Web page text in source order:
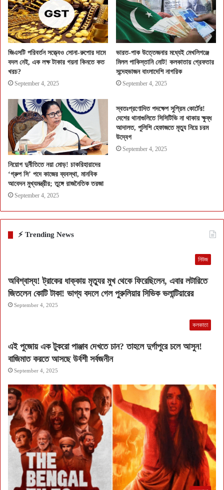
জিএসটি পরিবর্তন সত্ত্বেও সোনা-রুপোর দামে
বদল নেই, এক লক্ষ টাকার গয়না কিনতে কত
খরচ?
September 4, 2025
ভারত-পাক উত্তেজনার মধ্যেই মেখলিগঞ্জে
মিলল পাকিস্তানি নোট! কলকাতায় গ্রেফতার
সন্দেহভাজন বাংলাদেশি নাগরিক
September 4, 2025
নিয়োগ দুর্নীতিতে নয়া মোড়! চাকরিহারাদের
‘গ্রুপ সি’ পদে কাজের ব্যবস্থা, মানবিক
আবেদন মুখ্যমন্ত্রীর; তুঙ্গে রাজনৈতিক তরজা
September 4, 2025
স্বতঃপ্রণোদিত পদক্ষেপ সুপ্রিম কোর্টের!
দেশের থানাগুলিতে সিসিটিভি না থাকায় ক্ষুব্ধ
আদালত, পুলিশি হেফাজতে মৃত্যু নিয়ে চরম
উদ্বেগ
September 4, 2025
⚡ Trending News
নিউজ
অবিশ্বাস্য! ট্রাকের ধাক্কায় মৃত্যুর মুখ থেকে ফিরেছিলেন, এবার লটারিতে
জিতলেন কোটি টাকা! ভাগ্য বদলে গেল পুরুলিয়ার সিভিক ভলান্টিয়ারের
September 4, 2025
কলকাতা
এই পুজোয় এক টুকরো পাঞ্জাব দেখতে চান? তাহলে দুর্গাপুরে চলে আসুন!
বাজিমাত করতে আসছে উর্বশী সর্বজনীন
September 4, 2025